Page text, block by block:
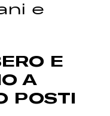
e
E
A
POSTI